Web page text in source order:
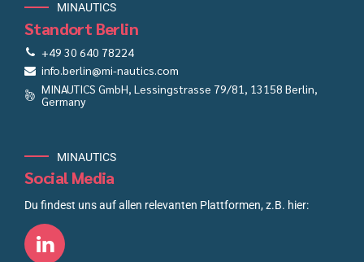
MINAUTICS
Standort Berlin
+49 30 640 78224
info.berlin@mi-nautics.com
MINAUTICS GmbH, Lessingstrasse 79/81, 13158 Berlin,
Germany
MINAUTICS
Social Media
Du findest uns auf allen relevanten Plattformen, z.B. hier: